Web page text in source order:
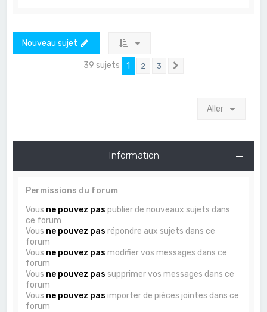
Nouveau sujet
39 sujets 1 2 3
Aller
Information
Permissions du forum
Vous ne pouvez pas publier de nouveaux sujets dans
ce forum
Vous ne pouvez pas répondre aux sujets dans ce
forum
Vous ne pouvez pas modifier vos messages dans ce
forum
Vous ne pouvez pas supprimer vos messages dans ce
forum
Vous ne pouvez pas importer de pièces jointes dans ce
forum